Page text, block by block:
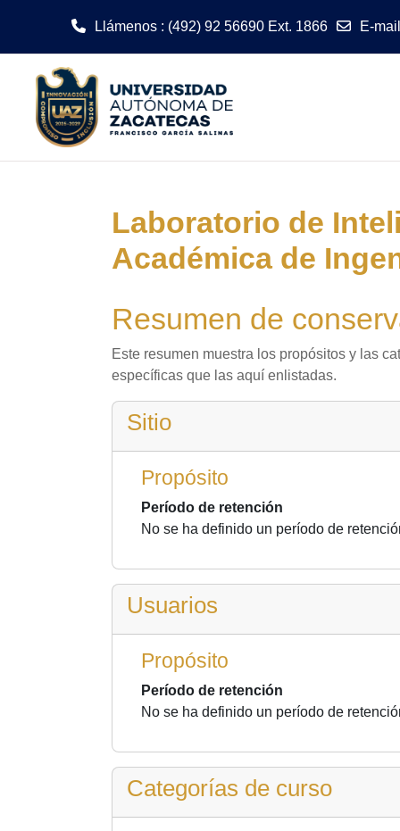
Llámenos : (492) 92 56690 Ext. 1866 E-mail
Laboratorio de
Académica de
Resumen de
Este resumen muestra los propósitos y las
específicas que las aquí enlistadas.
Sitio
Propósito
Período de retención
No se ha definido un período de
Usuarios
Propósito
Período de retención
No se ha definido un período de
Categorías de curso